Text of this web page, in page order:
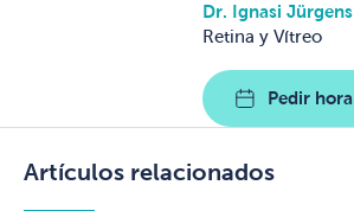
Dr. Ignasi Jürgens
Retina y Vítreo
Pedir hora
Artículos relacionados